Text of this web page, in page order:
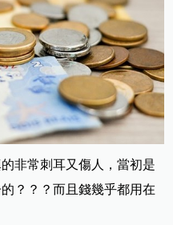
非常刺耳又傷人，當初是
？？？而且錢幾乎都用在